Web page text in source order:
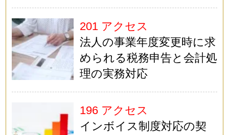
201 アクセス
法人の事業年度変更時に求
められる税務申告と会計処
理の実務対応
196 アクセス
インボイス制度対応の契